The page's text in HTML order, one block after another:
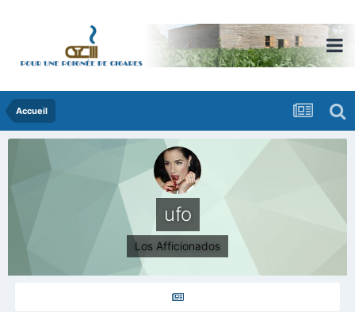
Accueil
ufo
Los Afficionados